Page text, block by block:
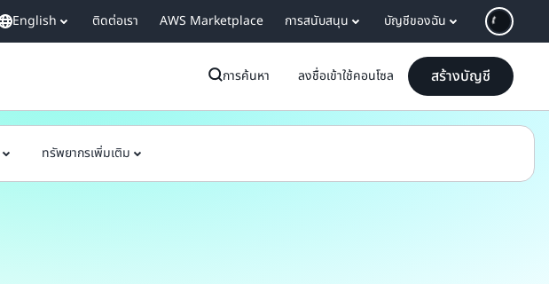
English ติดต่อเรา AWS Marketplace การสนับสนุน บัญชีของฉัน
การค้นหา ลงชื่อเข้าใช้คอนโซล สร้างบัญชี
ทรัพยากรเพิ่มเติม